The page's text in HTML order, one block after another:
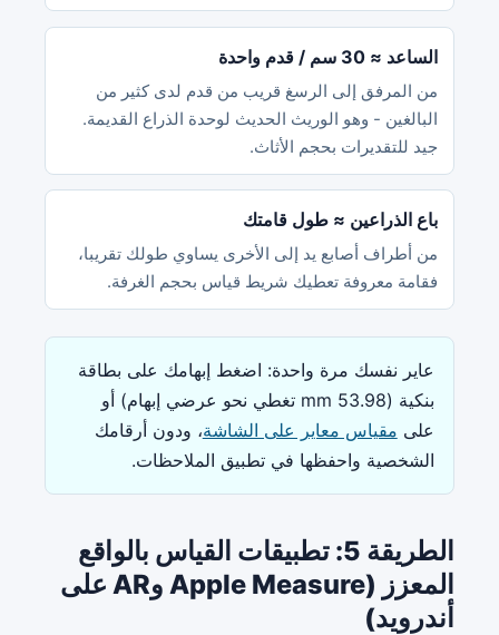
الساعد ≈ 30 سم / قدم واحدة
من المرفق إلى الرسغ قريب من قدم لدى كثير من
البالغين - وهو الوريث الحديث لوحدة الذراع القديمة.
جيد للتقديرات بحجم الأثاث.
باع الذراعين ≈ طول قامتك
من أطراف أصابع يد إلى الأخرى يساوي طولك تقريبا،
فقامة معروفة تعطيك شريط قياس بحجم الغرفة.
عاير نفسك مرة واحدة: اضغط إبهامك على بطاقة
بنكية (53.98 mm تغطي نحو عرضي إبهام) أو
على مقياس معاير على الشاشة، ودون أرقامك
الشخصية واحفظها في تطبيق الملاحظات.
الطريقة 5: تطبيقات القياس بالواقع
المعزز (Apple Measure وAR على
أندرويد)